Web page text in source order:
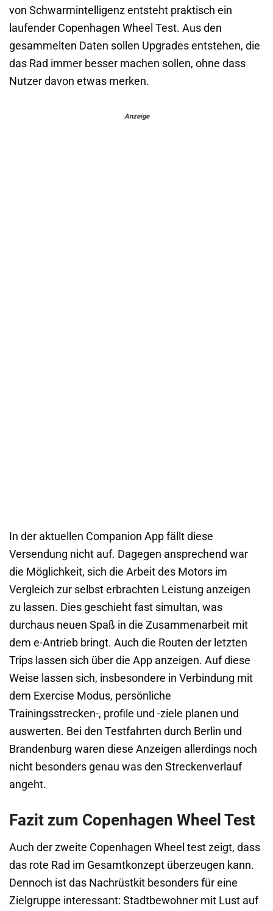
von Schwarmintelligenz entsteht praktisch ein
laufender Copenhagen Wheel Test. Aus den
gesammelten Daten sollen Upgrades entstehen, die
das Rad immer besser machen sollen, ohne dass
Nutzer davon etwas merken.
Anzeige
In der aktuellen Companion App fällt diese
Versendung nicht auf. Dagegen ansprechend war
die Möglichkeit, sich die Arbeit des Motors im
Vergleich zur selbst erbrachten Leistung anzeigen
zu lassen. Dies geschieht fast simultan, was
durchaus neuen Spaß in die Zusammenarbeit mit
dem e-Antrieb bringt. Auch die Routen der letzten
Trips lassen sich über die App anzeigen. Auf diese
Weise lassen sich, insbesondere in Verbindung mit
dem Exercise Modus, persönliche
Trainingsstrecken-, profile und -ziele planen und
auswerten. Bei den Testfahrten durch Berlin und
Brandenburg waren diese Anzeigen allerdings noch
nicht besonders genau was den Streckenverlauf
angeht.
Fazit zum Copenhagen Wheel Test
Auch der zweite Copenhagen Wheel test zeigt, dass
das rote Rad im Gesamtkonzept überzeugen kann.
Dennoch ist das Nachrüstkit besonders für eine
Zielgruppe interessant: Stadtbewohner mit Lust auf